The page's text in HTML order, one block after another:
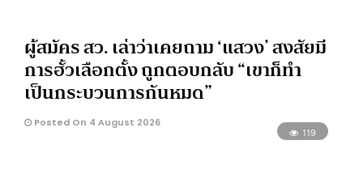
ผู้สมัคร สว. เล่าว่าเคยถาม ‘แสวง’ สงสัยมี
การฮั้วเลือกตั้ง ถูกตอบกลับ “เขาก็ทำ
เป็นกระบวนการกันหมด”
Posted On 4 August 2026
119